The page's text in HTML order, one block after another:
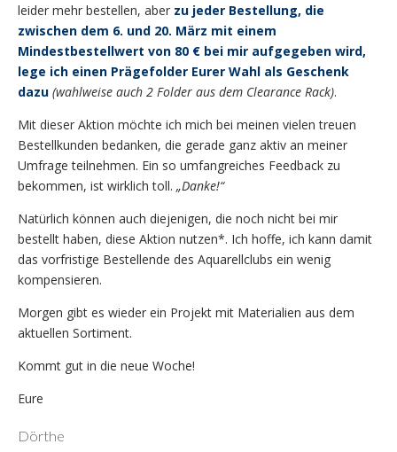
leider mehr bestellen, aber zu jeder Bestellung, die
zwischen dem 6. und 20. März mit einem
Mindestbestellwert von 80 € bei mir aufgegeben wird,
lege ich einen Prägefolder Eurer Wahl als Geschenk
dazu (wahlweise auch 2 Folder aus dem Clearance Rack).
Mit dieser Aktion möchte ich mich bei meinen vielen treuen
Bestellkunden bedanken, die gerade ganz aktiv an meiner
Umfrage teilnehmen. Ein so umfangreiches Feedback zu
bekommen, ist wirklich toll. „Danke!“
Natürlich können auch diejenigen, die noch nicht bei mir
bestellt haben, diese Aktion nutzen*. Ich hoffe, ich kann damit
das vorfristige Bestellende des Aquarellclubs ein wenig
kompensieren.
Morgen gibt es wieder ein Projekt mit Materialien aus dem
aktuellen Sortiment.
Kommt gut in die neue Woche!
Eure
Dörthe